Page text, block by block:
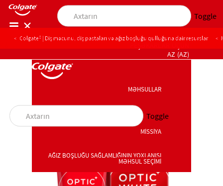
Toggle
AĞIZ BOŞLUĞU SAĞLAMLIĞININ YOXLANIŞI
AZ (AZ)
MƏHSULLAR
MİSSİYA
AĞIZ BOŞLUĞU SAĞLAMLIĞININ YOXLANIŞI
MƏHSUL SEÇİMİ
Toggle
Colgate® | Diş məcunu, diş pastaları və ağız boşluğu qulluğuna dair resurslar